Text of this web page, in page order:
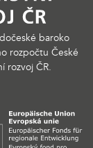
baroko
rozpočtu České
rozvoj ČR.